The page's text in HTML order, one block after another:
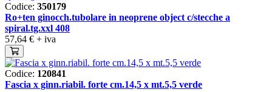
Codice: 350179
Ro+ten ginocch.tubolare in neoprene object c/stecche a
spiral.tg.xxl 408
57,64 € + iva
Codice: 120841
Fascia x ginn.riabil. forte cm.14,5 x mt.5,5 verde